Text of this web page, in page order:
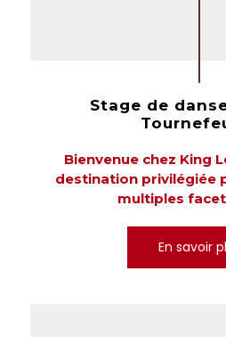
Stage de
Bienvenue chez King
destination privilégiée
multiples
En savoir